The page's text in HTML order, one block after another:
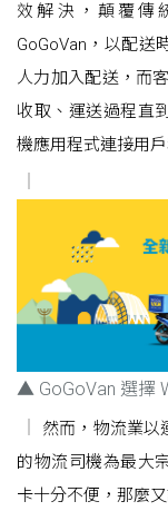
效解決，顛覆傳
GoGoVan，以配送
人力加入配送，而
收取、運送過程直
機應用程式連接用
▲ GoGoVan 選擇
然而，物流業以
的物流司機為最大
卡十分不便，那麼